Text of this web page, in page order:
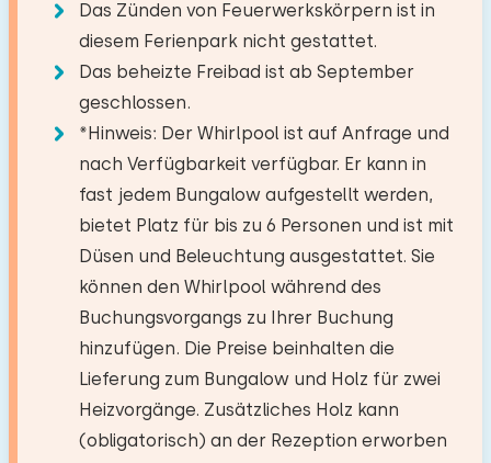
Anzahl der Haustiere − +
Löschen Verwenden
Das Zünden von Feuerwerkskörpern ist in
diesem Ferienpark nicht gestattet.
Das beheizte Freibad ist ab September
geschlossen.
*Hinweis: Der Whirlpool ist auf Anfrage und
nach Verfügbarkeit verfügbar. Er kann in
fast jedem Bungalow aufgestellt werden,
bietet Platz für bis zu 6 Personen und ist mit
Düsen und Beleuchtung ausgestattet. Sie
können den Whirlpool während des
Buchungsvorgangs zu Ihrer Buchung
hinzufügen. Die Preise beinhalten die
Lieferung zum Bungalow und Holz für zwei
Heizvorgänge. Zusätzliches Holz kann
(obligatorisch) an der Rezeption erworben
Draußen
Privatparkplätze: 2
Garten
Mit Terrasse
Gartenmöbel
Lounge-set
Sonnenschirm
Wellness-Einrichtungen
Badewanne mit Sprudelfunktion
Zugänglichkeit
Min. 1 badkamer op begane grond
Schlafplätze: 2
Abmessungen: 80 x 200
Bettdecke(n): Einzelbettdecke
Abmessungen: 80 x 200
Bettdecke(n): Einzelbettdecke
Platz für Kinderbett
Toilettenraum
Toiletten: 1
Climbing forest